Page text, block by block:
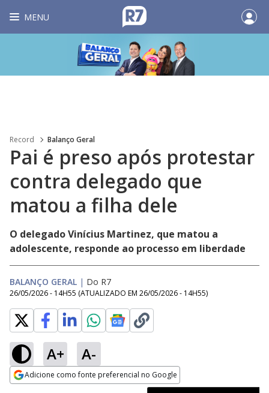
MENU
Record Balanço Geral
Pai é preso após protestar
contra delegado que
matou a filha dele
O delegado Vinícius Martinez, que matou a
adolescente, responde ao processo em liberdade
BALANÇO GERAL | Do R7
26/05/2026 - 14H55 (ATUALIZADO EM 26/05/2026 - 14H55)
A+ A-
Adicione como fonte preferencial no Google
Ativar
Loaded
19.26%